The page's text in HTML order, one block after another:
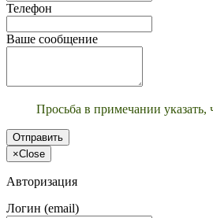
Телефон
Ваше сообщение
Просьба в примечании указать,
Отправить
×Close
Авторизация
Логин (email)